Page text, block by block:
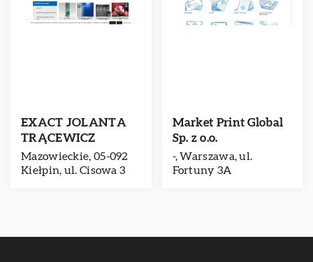
EXACT JOLANTA
TRĄCEWICZ
Mazowieckie, 05-092
Kiełpin, ul. Cisowa 3
Market Print Global
Sp. z o.o.
-, Warszawa, ul.
Fortuny 3A